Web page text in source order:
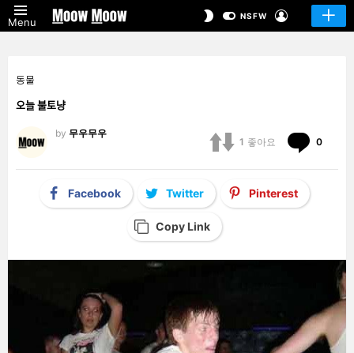
Menu
SWITCHNSFW
동물
오늘 불토냥
by 무우무우
1 좋아요 0
Facebook Twitter Pinterest
Copy Link